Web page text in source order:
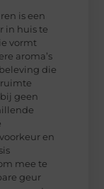
is een
in huis te
vormt
aroma’s
die
geen
en
mee te
geur